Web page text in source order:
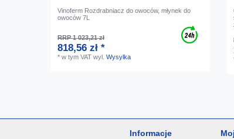
Vinoferm Rozdrabniacz do owoców, młynek do
owoców 7L
RRP 1 023,21 zł
818,56 zł *
*w tym VAT wyl.Wysylka
Informacje